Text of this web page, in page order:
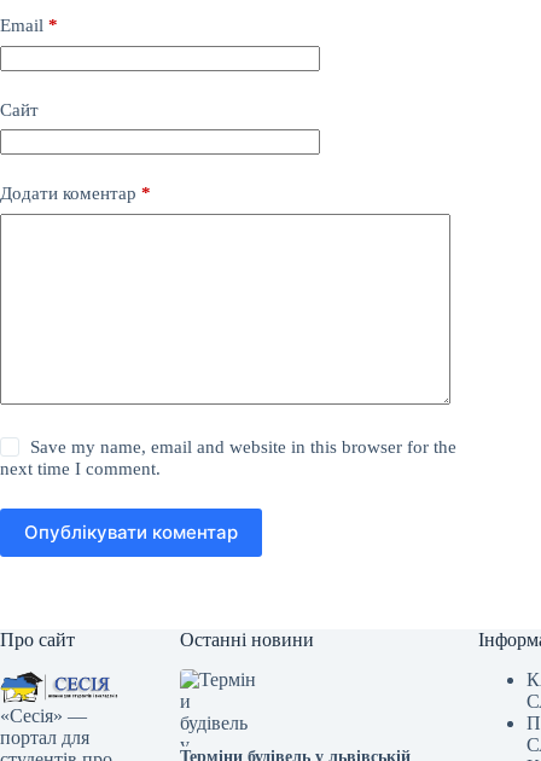
Email *
Сайт
Додати коментар *
Save my name, email and website in this browser for the
next time I comment.
Опублікувати коментар
Про сайт
«Сесія» —
портал для
Останні новини
Терміни будівель у львівській